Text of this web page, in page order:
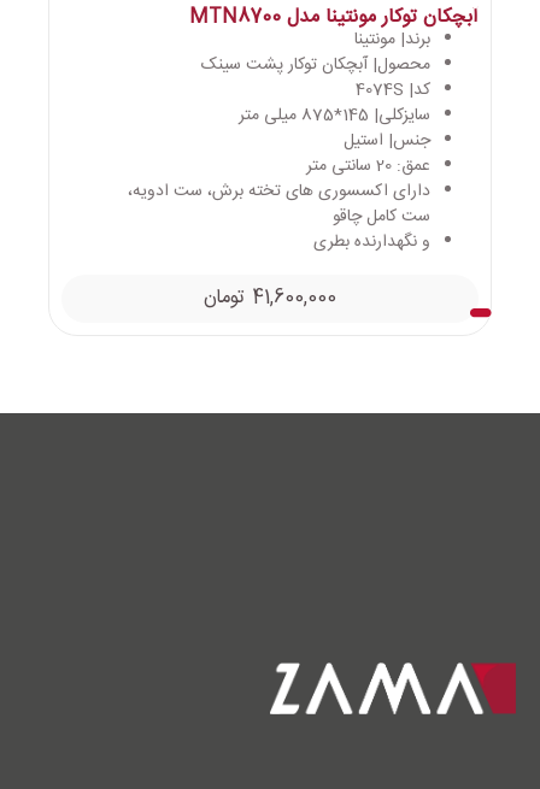
آبچکان توکار مونتینا مدل MTN8700
برند| مونتینا
محصول| آبچکان توکار پشت سینک
کد| 4074S
سایزکلی| 145*875 میلی متر
جنس| استیل
عمق: 20 سانتی متر
دارای اکسسوری های تخته برش، ست ادویه،
ست کامل چاقو
و نگهدارنده بطری
41,600,000 تومان